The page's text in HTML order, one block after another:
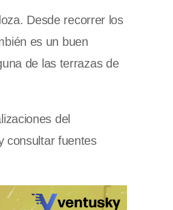
Desde recorrer los
es un buen
de las terrazas de
del
consultar fuentes